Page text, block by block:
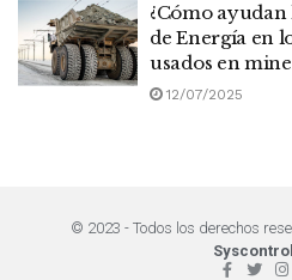
¿Cómo ayudan
de Energía en
usados en
12/07/2025
© 2023 - Todos los derechos